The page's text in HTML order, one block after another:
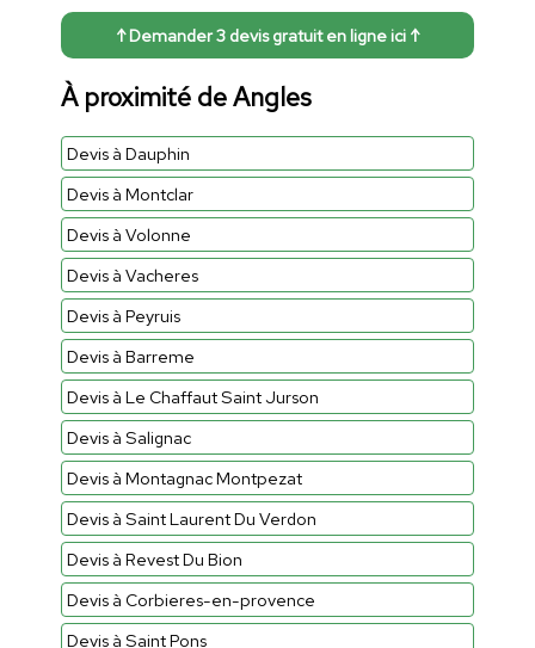
↑ Demander 3 devis gratuit en ligne ici ↑
À proximité de Angles
Devis à Dauphin
Devis à Montclar
Devis à Volonne
Devis à Vacheres
Devis à Peyruis
Devis à Barreme
Devis à Le Chaffaut Saint Jurson
Devis à Salignac
Devis à Montagnac Montpezat
Devis à Saint Laurent Du Verdon
Devis à Revest Du Bion
Devis à Corbieres-en-provence
Devis à Saint Pons